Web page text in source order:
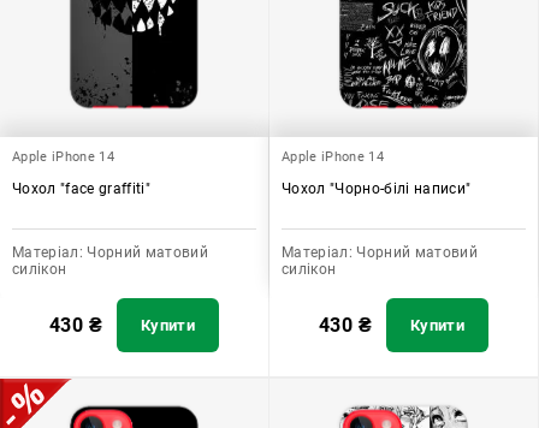
Apple iPhone 14
Чохол "face graffiti"
Матеріал: Чорний матовий
силікон
430 ₴ Купити
Apple iPhone 14
Чохол "Чорно-білі написи"
Матеріал: Чорний матовий
силікон
430 ₴ Купити